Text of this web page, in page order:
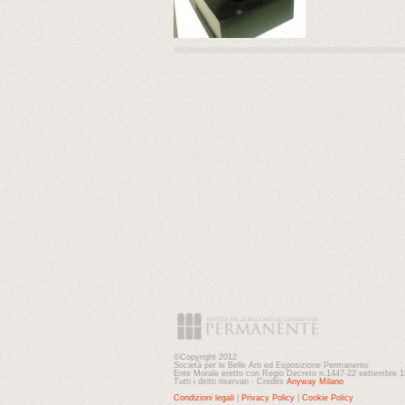
©Copyright 2012
Società per le Belle Arti ed Esposizione Permanente
Ente Morale eretto con Regio Decreto n.1447-22 settembre
Tutti i diritti riservati - Credits Anyway Milano
Condizioni legali
Privacy Policy Cookie Policy